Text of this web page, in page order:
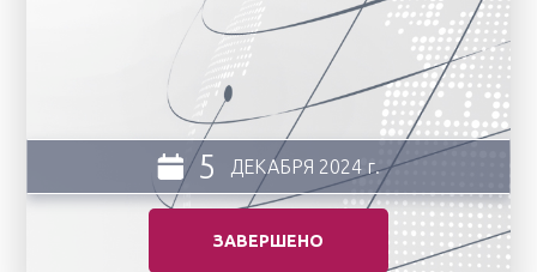
ЗАВЕРШЕНО
5 ДЕКАБРЯ 2024 г.